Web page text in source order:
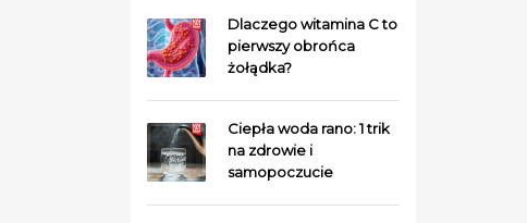
Dlaczego witamina C to
pierwszy obrońca
żołądka?
Ciepła woda rano: 1 trik
na zdrowie i
samopoczucie